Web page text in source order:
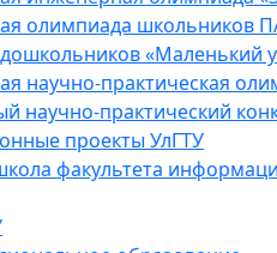
олимпиада школьников
дошкольников «Маленький
научно-практическая
научно-практический
проекты УлГТУ
факультета